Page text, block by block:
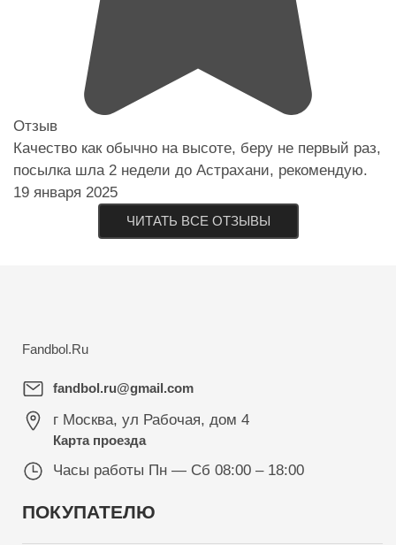
Отзыв
Качество как обычно на высоте, беру не первый раз,
посылка шла 2 недели до Астрахани, рекомендую.
19 января 2025
ЧИТАТЬ ВСЕ ОТЗЫВЫ
Fandbol.Ru
fandbol.ru@gmail.com
г Москва, ул Рабочая, дом 4
Карта проезда
Часы работы Пн — Сб 08:00 – 18:00
ПОКУПАТЕЛЮ